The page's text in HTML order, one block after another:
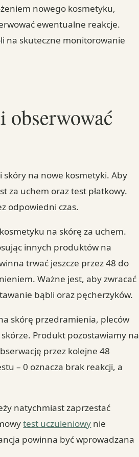
nowego kosmetyku,
ewentualne reakcje.
na skuteczne monitorowanie
obserwować
na nowe kosmetyki. Aby
za uchem oraz test płatkowy.
odpowiedni czas.
na skórę za uchem.
innych produktów na
trwać jeszcze przez 48 do
Ważne jest, aby zwracać
bąbli oraz pęcherzyków.
skórę przedramienia, pleców
Produkt pozostawiamy na
przez kolejne 48
– 0 oznacza brak reakcji, a
natychmiast zaprzestać
test uczuleniowy nie
powinna być wprowadzana